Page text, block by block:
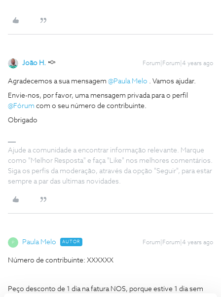
João H. Forum|Forum|4 years ago
Agradecemos a sua mensagem @Paula Melo . Vamos ajudar.
Envie-nos, por favor, uma mensagem privada para o perfil
@Fórum com o seu número de contribuinte.
Obrigado
Ajude a comunidade a encontrar informação relevante. Marque
como "Melhor Resposta" e faça "Like" nos melhores comentários.
Siga os perfis da moderação, através da opção "Seguir", para estar
sempre a par das ultimas novidades.
P Paula Melo AUTOR Forum|Forum|4 years ago
Número de contribuinte: XXXXXX
Peço desconto de 1 dia na fatura NOS, porque estive 1 dia sem